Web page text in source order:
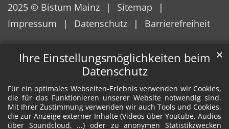
Ihre Einstellungsmöglichkeiten beim
Datenschutz
Für ein optimales Webseiten-Erlebnis verwenden wir Cookies,
die für das Funktionieren unserer Website notwendig sind.
Mit Ihrer Zustimmung verwenden wir auch Tools und Cookies,
die zur Anzeige externer Inhalte (Videos über Youtube, Audios
über Soundcloud, ...) oder zu anonymen Statistikzwecken
✕
2025 © Bistum Mainz
Sitemap
Impressum
Datenschutz Barrierefreiheit